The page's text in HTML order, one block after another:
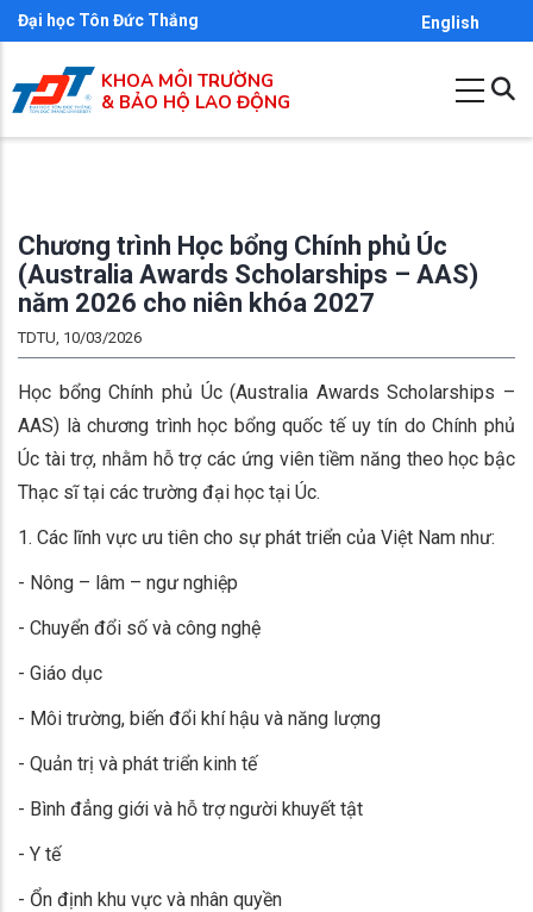
Nhảy
đến
nội
dung
Đại học Tôn Đức Thắng English
KHOA MÔI TRƯỜNG
& BẢO HỘ LAO ĐỘNG
Chương trình Học bổng Chính phủ Úc
(Australia Awards Scholarships – AAS)
năm 2026 cho niên khóa 2027
TDTU, 10/03/2026
Học bổng Chính phủ Úc (Australia Awards Scholarships –
AAS) là chương trình học bổng quốc tế uy tín do Chính phủ
Úc tài trợ, nhằm hỗ trợ các ứng viên tiềm năng theo học bậc
Thạc sĩ tại các trường đại học tại Úc.
1. Các lĩnh vực ưu tiên cho sự phát triển của Việt Nam như:
- Nông – lâm – ngư nghiệp
- Chuyển đổi số và công nghệ
- Giáo dục
- Môi trường, biến đổi khí hậu và năng lượng
- Quản trị và phát triển kinh tế
- Bình đẳng giới và hỗ trợ người khuyết tật
- Y tế
- Ổn định khu vực và nhân quyền